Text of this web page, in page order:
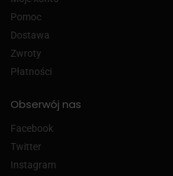
Pomoc
Dostawa
Zwroty
Płatności
Obserwój nas
Facebook
Twitter
Instagram